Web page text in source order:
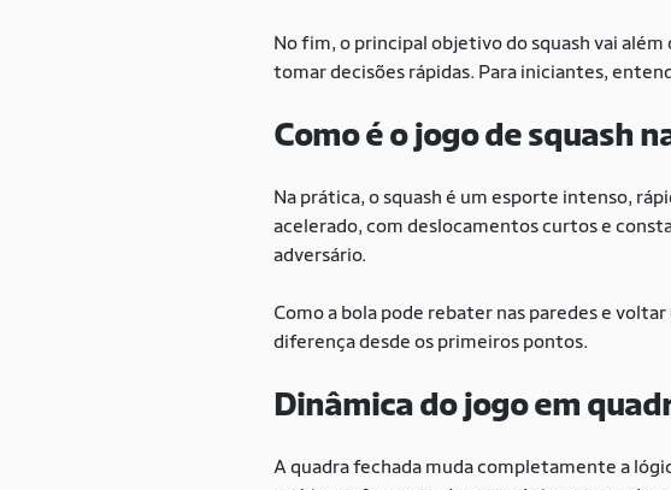
No fim, o principal objetivo do squash vai
tomar decisões rápidas. Para iniciantes,
Como é o jogo de squash
Na prática, o squash é um esporte intenso,
acelerado, com deslocamentos curtos e
adversário.
Como a bola pode rebater nas paredes e
diferença desde os primeiros pontos.
Dinâmica do jogo em
A quadra fechada muda completamente a